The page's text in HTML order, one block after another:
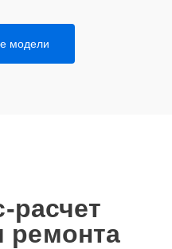
модели
расчет
ремонта